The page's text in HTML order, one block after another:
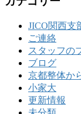
JICO関西支
ご連絡
スタッフの
ブログ
京都整体か
小家大
更新情報